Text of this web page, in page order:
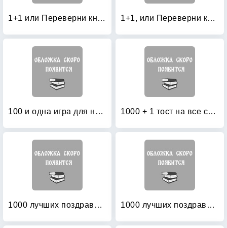
1+1 или Переверни книгу: Великолепные поздравления и тосты на все случаи жизни. Незабываемые сценарии для праздников и вечеринок 1+1, или Переверни книгу: Блестящие тосты и поздравления с изюминкой. Оригинальные игры и приколы с фантазией. Праздничное застолье
100 и одна игра для нетрезвой компании 1000 + 1 тост на все случаи жизни
1000 лучших поздравлений в стихах на все случаи жизни 1000 лучших поздравлений в стихах на все случаи жизни